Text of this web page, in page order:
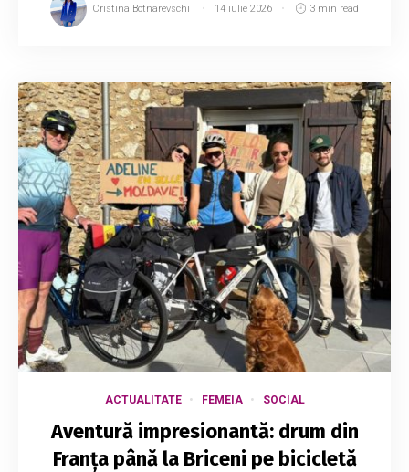
Cristina Botnarevschi 14 iulie 2026 3 min read
ACTUALITATE FEMEIA SOCIAL
Aventură impresionantă: drum din
Franța până la Briceni pe bicicletă